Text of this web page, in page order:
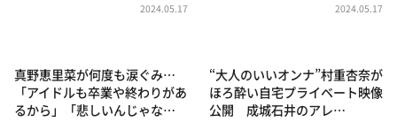
ポツンと一軒家
ザキ山小屋本館
2024.05.17 2024.05.17
真野恵里菜が何度も涙ぐみ…
「アイドルも卒業や終わりがあ
るから」「悲しいんじゃな…
“大人のいいオンナ”村重杏奈が
ほろ酔い自宅プライベート映像
公開 成城石井のアレ…